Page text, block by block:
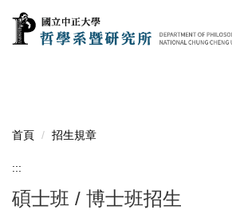
到
主
首頁
招生規章
:::
碩士班 / 博士班招生